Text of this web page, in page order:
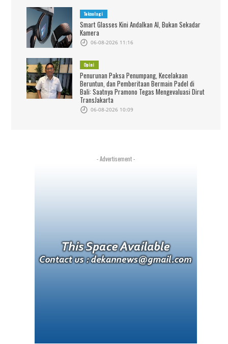
Teknologi
Smart Glasses Kini Andalkan AI, Bukan Sekadar
Kamera
06-08-2026 11:16
Opini
Penurunan Paksa Penumpang, Kecelakaan
Beruntun, dan Pemberitaan Bermain Padel di
Bali: Saatnya Pramono Tegas Mengevaluasi Dirut
TransJakarta
06-08-2026 10:09
- Advertisement -